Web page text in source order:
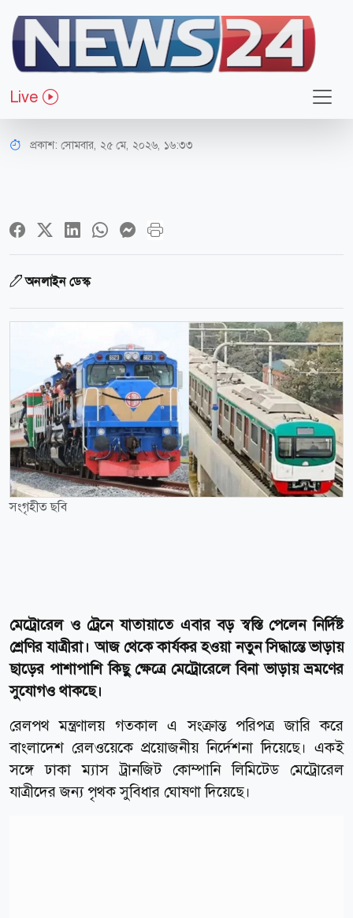
Live
জাতীয়
আজ থেকে ট্রেন-মেট্রোরেলে যাদের ভাড়া
প্রয়োজন নাই ও বিশেষ ছাড় পাবেন যারা
প্রকাশ: সোমবার, ২৫ মে, ২০২৬, ১৬:৩৩
অনলাইন ডেস্ক
সংগৃহীত ছবি
মেট্রোরেল ও ট্রেনে যাতায়াতে এবার বড় স্বস্তি পেলেন নির্দিষ্ট
শ্রেণির যাত্রীরা। আজ থেকে কার্যকর হওয়া নতুন সিদ্ধান্তে ভাড়ায়
ছাড়ের পাশাপাশি কিছু ক্ষেত্রে মেট্রোরেলে বিনা ভাড়ায় ভ্রমণের
সুযোগও থাকছে।
রেলপথ মন্ত্রণালয় গতকাল এ সংক্রান্ত পরিপত্র জারি করে
বাংলাদেশ রেলওয়েকে প্রয়োজনীয় নির্দেশনা দিয়েছে। একই
সঙ্গে ঢাকা ম্যাস ট্রানজিট কোম্পানি লিমিটেড মেট্রোরেল
যাত্রীদের জন্য পৃথক সুবিধার ঘোষণা দিয়েছে।